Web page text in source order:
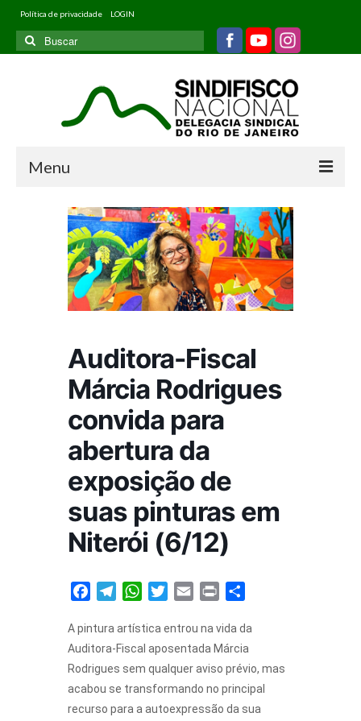
Política de privacidade LOGIN
Buscar
por:
Menu
Quem somos
Filiados
Informativos
Fale conosco
Auditora-Fiscal
Márcia Rodrigues
convida para
abertura da
exposição de
suas pinturas em
Niterói (6/12)
FacebookTelegramWhatsApp
TwitterEmail Print
A pintura artística entrou na vida da
Auditora-Fiscal aposentada Márcia
Rodrigues sem qualquer aviso prévio, mas
acabou se transformando no principal
recurso para a autoexpressão da sua